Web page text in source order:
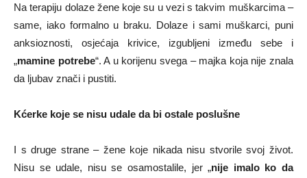
Na terapiju dolaze žene koje su u vezi s takvim muškarcima –
same, iako formalno u braku. Dolaze i sami muškarci, puni
anksioznosti, osjećaja krivice, izgubljeni između sebe i
„mamine potrebe“. A u korijenu svega – majka koja nije znala
da ljubav znači i pustiti.
Kćerke koje se nisu udale da bi ostale poslušne
I s druge strane – žene koje nikada nisu stvorile svoj život.
Nisu se udale, nisu se osamostalile, jer „nije imalo ko da